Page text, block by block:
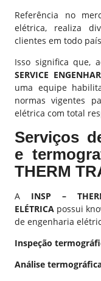
Referência no
elétrica, realiza
clientes em todo
Isso significa que,
SERVICE
uma equipe
normas vigentes
elétrica com total
Serviços
e
THERM
A INSP –
ELÉTRICA possui
de engenharia
Inspeção
Análise